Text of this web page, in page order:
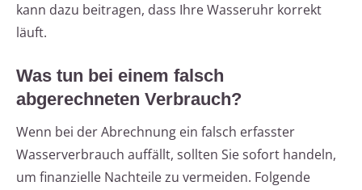
kann dazu beitragen, dass Ihre Wasseruhr korrekt
läuft.
Was tun bei einem falsch
abgerechneten Verbrauch?
Wenn bei der Abrechnung ein falsch erfasster
Wasserverbrauch auffällt, sollten Sie sofort handeln,
um finanzielle Nachteile zu vermeiden. Folgende